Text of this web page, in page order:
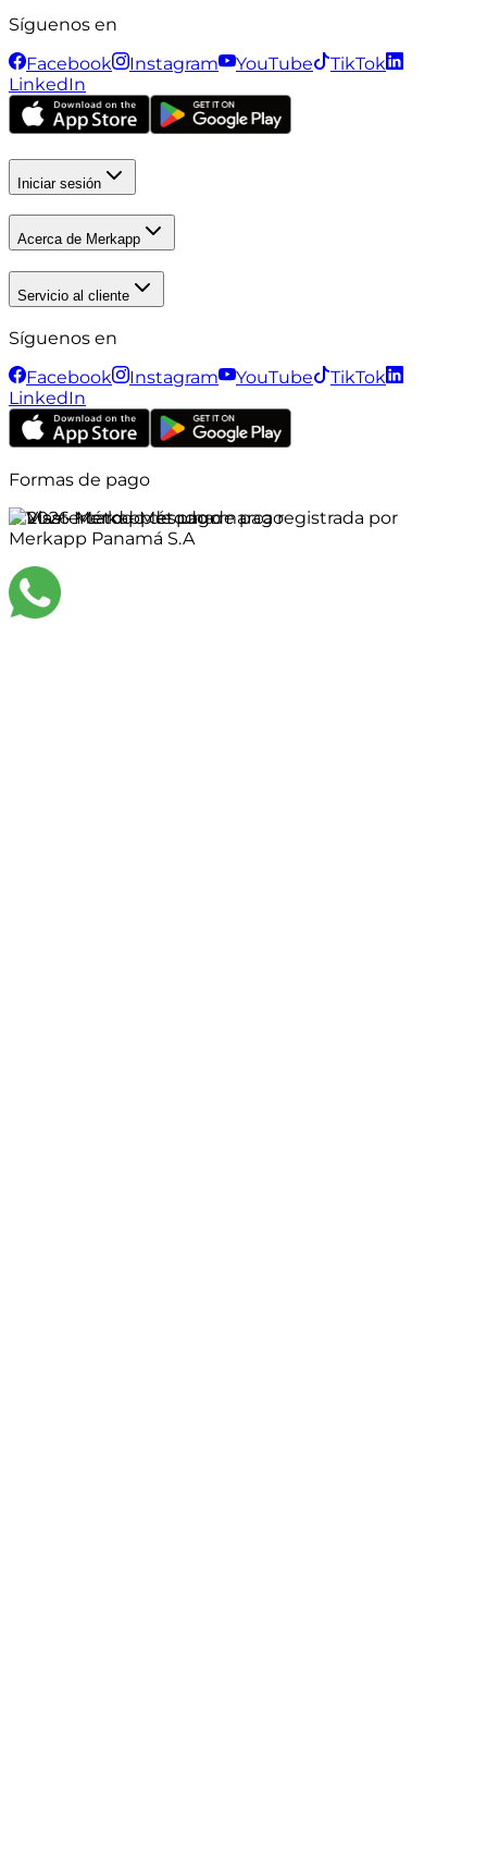
Síguenos en
Facebook
Instagram YouTube
TikTok
LinkedIn
Iniciar sesión
Acerca de Merkapp
Servicio al cliente
Síguenos en
Facebook
Instagram YouTube
TikTok
LinkedIn
Formas de pago
©2026Merkapp es una marca registrada por
Merkapp Panamá S.A